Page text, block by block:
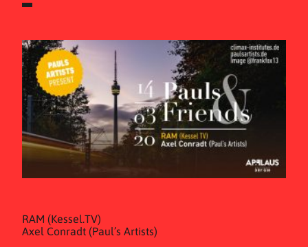
RAM (Kessel.TV)
Axel Conradt (Paul’s Artists)